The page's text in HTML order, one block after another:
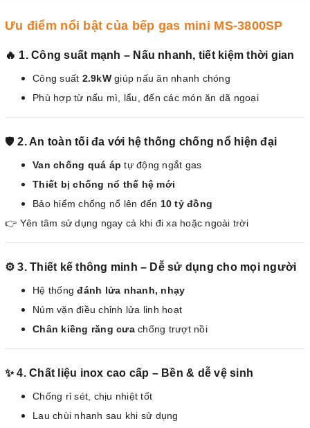
Ưu điểm nổi bật của bếp gas mini MS-3800SP
🔥 1. Công suất mạnh – Nấu nhanh, tiết kiệm thời gian
Công suất 2.9kWgiúp nấu ăn nhanh chóng
Phù hợp từ nấu mì, lẩu, đến các món ăn dã ngoại
🛡️2. An toàn tối đa với hệ thống chống nổ hiện đại
Van chống quá áp tự động ngắt gas
Thiết bị chống nổ thế hệ mới
Bảo hiểm chống nổ lên đến 10 tỷ đồng
👉 Yên tâm sử dụng ngay cả khi đi xa hoặc ngoài trời
⚙️ 3. Thiết kế thông minh – Dễ sử dụng cho mọi người
Hệ thốngđánh lửa nhanh, nhạy
Núm vặn điều chỉnh lửa linh hoạt
Chân kiềng răng cưachống trượt nồi
✨ 4. Chất liệu inox cao cấp – Bền & dễ vệ sinh
Chống rỉ sét, chịu nhiệt tốt
Lau chùi nhanh sau khi sử dụng